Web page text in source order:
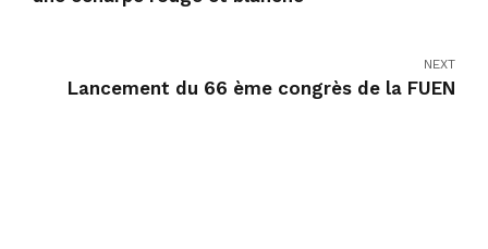
NEXT
Lancement du 66 ème congrès de la FUEN